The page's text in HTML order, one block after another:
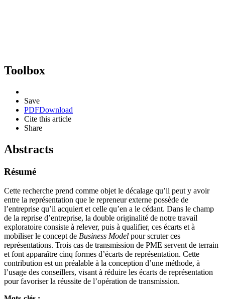
Toolbox
Save
PDFDownload
Cite this article
Share
Abstracts
Résumé
Cette recherche prend comme objet le décalage qu’il peut y avoir
entre la représentation que le repreneur externe possède de
l’entreprise qu’il acquiert et celle qu’en a le cédant. Dans le champ
de la reprise d’entreprise, la double originalité de notre travail
exploratoire consiste à relever, puis à qualifier, ces écarts et à
mobiliser le concept de Business Model pour scruter ces
représentations. Trois cas de transmission de PME servent de terrain
et font apparaître cinq formes d’écarts de représentation. Cette
contribution est un préalable à la conception d’une méthode, à
l’usage des conseillers, visant à réduire les écarts de représentation
pour favoriser la réussite de l’opération de transmission.